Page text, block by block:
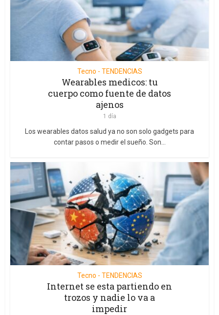
Tecno - TENDENCIAS
Wearables medicos: tu
cuerpo como fuente de datos
ajenos
1 día
Los wearables datos salud ya no son solo gadgets para
contar pasos o medir el sueño. Son...
Tecno - TENDENCIAS
Internet se esta partiendo en
trozos y nadie lo va a
impedir